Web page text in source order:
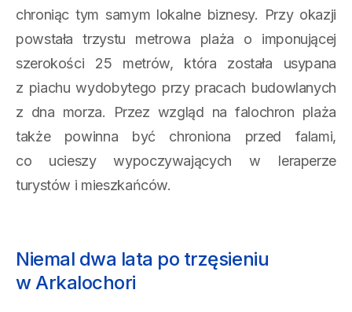
chroniąc tym samym lokalne biznesy. Przy okazji
powstała trzystu metrowa plaża o imponującej
szerokości 25 metrów, która została usypana
z piachu wydobytego przy pracach budowlanych
z dna morza. Przez wzgląd na falochron plaża
także powinna być chroniona przed falami,
co ucieszy wypoczywających w Ieraperze
turystów i mieszkańców.
Niemal dwa lata po trzęsieniu
w Arkalochori